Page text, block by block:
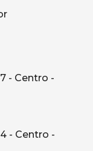
- Centro -
- Centro -